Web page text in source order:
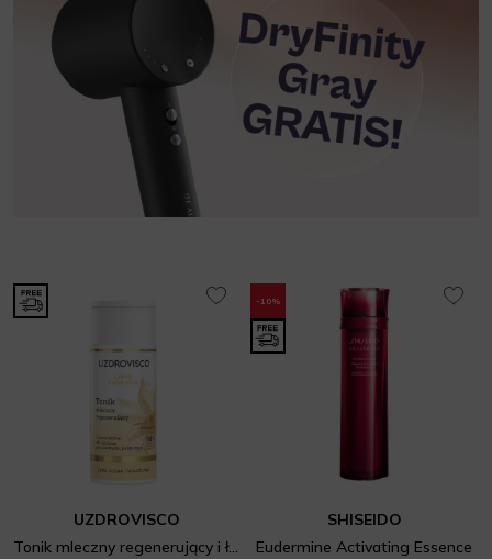
UZDROVISCO
Tonik mleczny regenerujący i łagodzący
-10%
SHISEIDO
Eudermine Activating Essence